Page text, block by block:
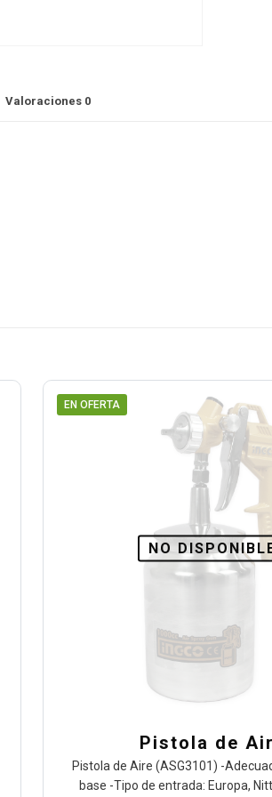
Valoraciones 0
EN OFERTA
NO
Pistola de
Pistola de Aire (ASG3101) -
base -Tipo de entrada: Europa,